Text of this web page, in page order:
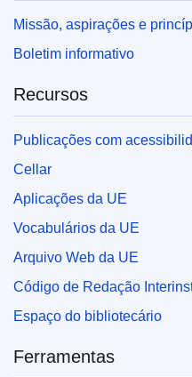
Missão, aspirações e
Boletim informativo
Recursos
Publicações com
Cellar
Aplicações da UE
Vocabulários da UE
Arquivo Web da UE
Código de Redação
Espaço do bibliotecário
Ferramentas